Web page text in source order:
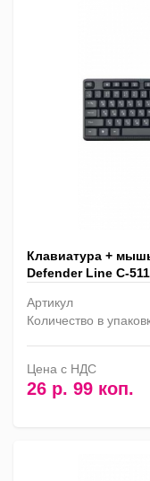
Клавиатура +
Defender Line C-
Артикул
Количество в
Цена с НДС
26 р. 99 коп.